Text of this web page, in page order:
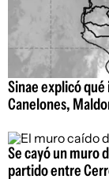
Sinae explicó
Canelones,
Se cayó un muro
partido entre